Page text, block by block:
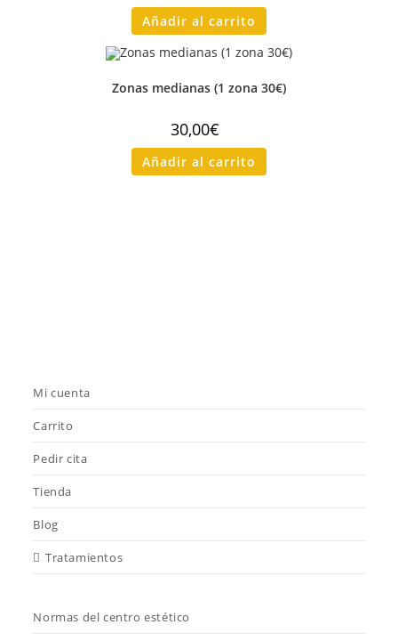
Añadir al carrito
Zonas medianas (1 zona 30€)
30,00€
Añadir al carrito
Mi cuenta
Carrito
Pedir cita
Tienda
Blog
Tratamientos
Normas del centro estético